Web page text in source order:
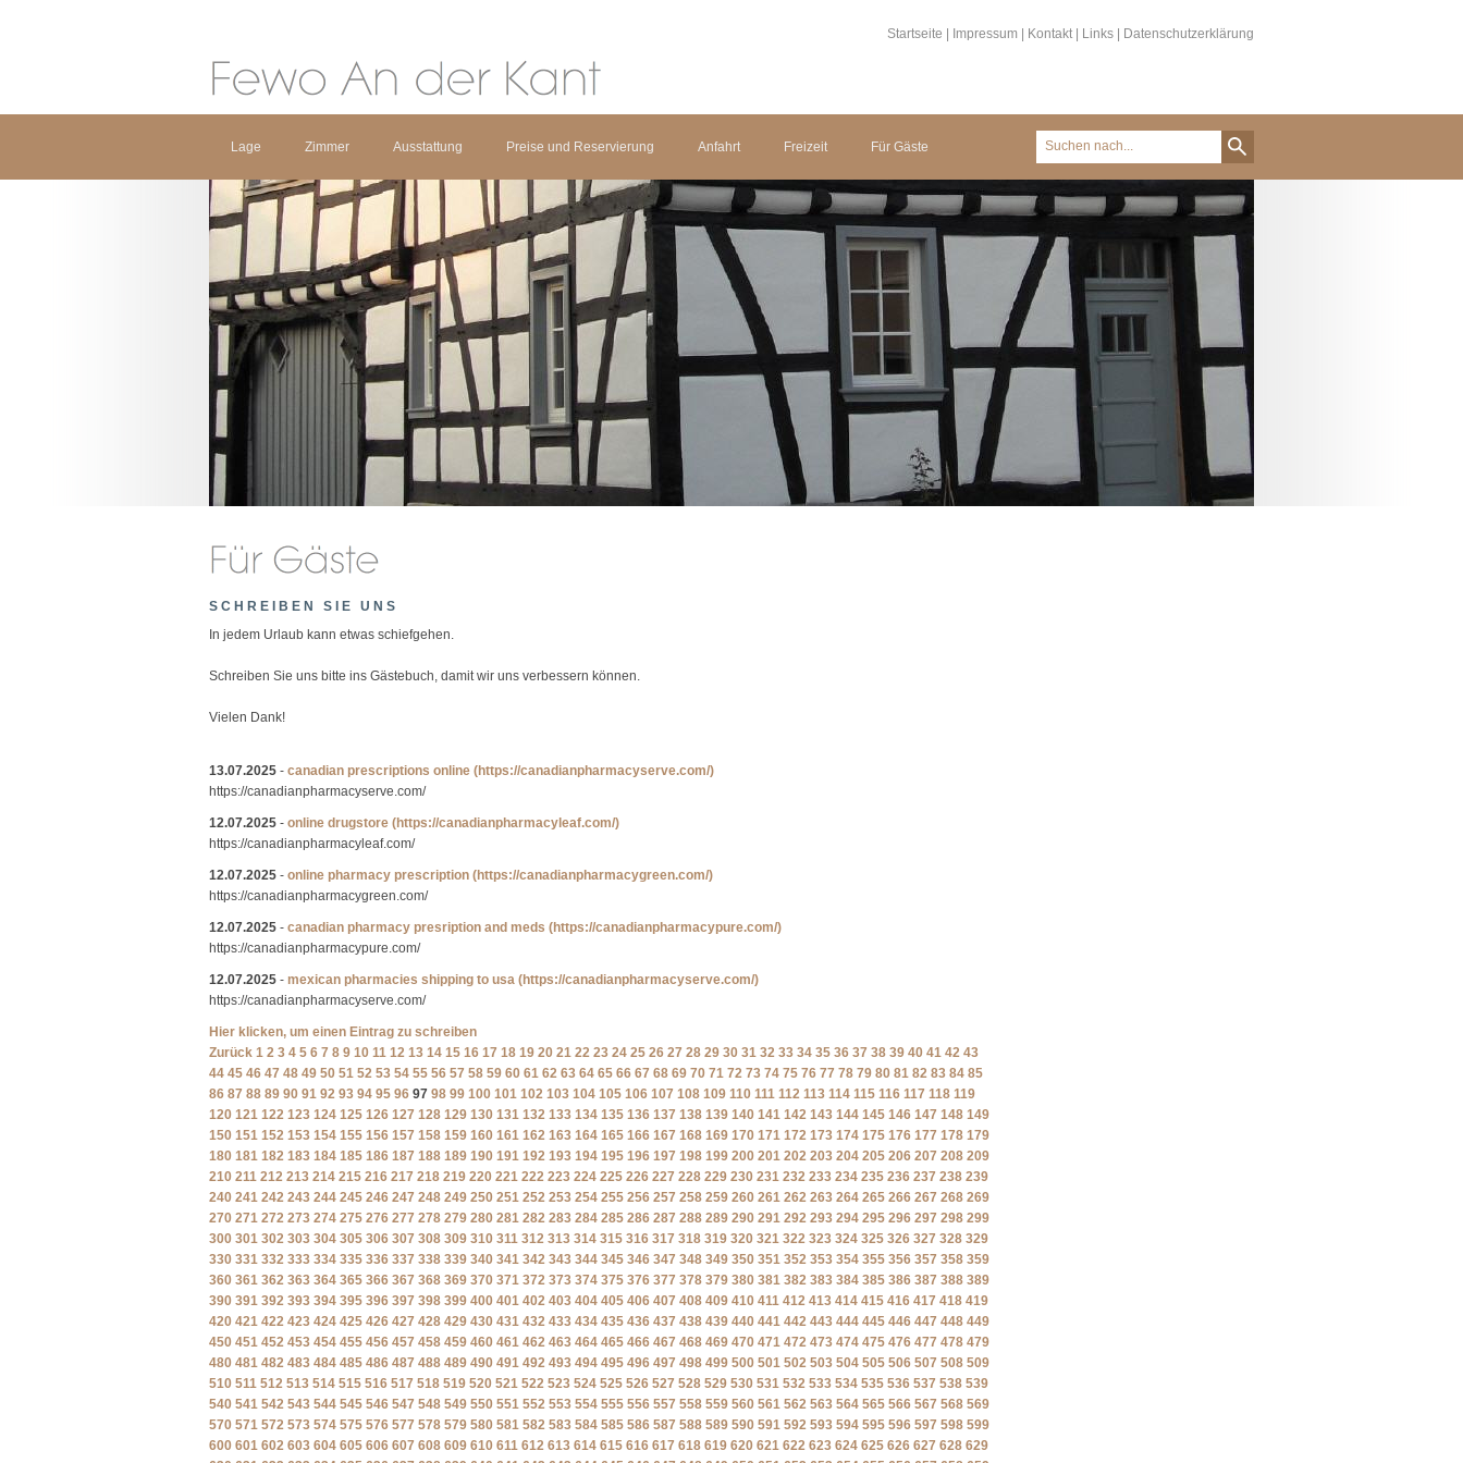
Startseite Impressum Kontakt Links Datenschutzerklärung
Lage Zimmer Ausstattung Preise und Reservierung Anfahrt Freizeit Für Gäste
SCHREIBEN SIE UNS
In jedem Urlaub kann etwas schiefgehen.
Schreiben Sie uns bitte ins Gästebuch, damit wir uns verbessern können.
Vielen Dank!
13.07.2025 - canadian prescriptions online (https://canadianpharmacyserve.com/)
https://canadianpharmacyserve.com/
12.07.2025 - online drugstore (https://canadianpharmacyleaf.com/)
https://canadianpharmacyleaf.com/
12.07.2025 - online pharmacy prescription (https://canadianpharmacygreen.com/)
https://canadianpharmacygreen.com/
12.07.2025 - canadian pharmacy presription and meds (https://canadianpharmacypure.com/)
https://canadianpharmacypure.com/
12.07.2025 - mexican pharmacies shipping to usa (https://canadianpharmacyserve.com/)
https://canadianpharmacyserve.com/
Hier klicken, um einen Eintrag zu schreiben
Zurück 1 2 3 4 5 6 7 8 9 10 11 12 13 14 15 16 17 18 19 20 21 22 23 24 25 26 27 28 29 30 31 32 33 34 35 36 37 38 39 40 41 42 43
44 45 46 47 48 49 50 51 52 53 54 55 56 57 58 59 60 61 62 63 64 65 66 67 68 69 70 71 72 73 74 75 76 77 78 79 80 81 82 83 84 85
86 87 88 89 90 91 92 93 94 95 96 97 98 99 100 101 102 103 104 105 106 107 108 109 110 111 112 113 114 115 116 117 118 119
120 121 122 123 124 125 126 127 128 129 130 131 132 133 134 135 136 137 138 139 140 141 142 143 144 145 146 147 148 149
150 151 152 153 154 155 156 157 158 159 160 161 162 163 164 165 166 167 168 169 170 171 172 173 174 175 176 177 178 179
180 181 182 183 184 185 186 187 188 189 190 191 192 193 194 195 196 197 198 199 200 201 202 203 204 205 206 207 208 209
210 211 212 213 214 215 216 217 218 219 220 221 222 223 224 225 226 227 228 229 230 231 232 233 234 235 236 237 238 239
240 241 242 243 244 245 246 247 248 249 250 251 252 253 254 255 256 257 258 259 260 261 262 263 264 265 266 267 268 269
270 271 272 273 274 275 276 277 278 279 280 281 282 283 284 285 286 287 288 289 290 291 292 293 294 295 296 297 298 299
300 301 302 303 304 305 306 307 308 309 310 311 312 313 314 315 316 317 318 319 320 321 322 323 324 325 326 327 328 329
330 331 332 333 334 335 336 337 338 339 340 341 342 343 344 345 346 347 348 349 350 351 352 353 354 355 356 357 358 359
360 361 362 363 364 365 366 367 368 369 370 371 372 373 374 375 376 377 378 379 380 381 382 383 384 385 386 387 388 389
390 391 392 393 394 395 396 397 398 399 400 401 402 403 404 405 406 407 408 409 410 411 412 413 414 415 416 417 418 419
420 421 422 423 424 425 426 427 428 429 430 431 432 433 434 435 436 437 438 439 440 441 442 443 444 445 446 447 448 449
450 451 452 453 454 455 456 457 458 459 460 461 462 463 464 465 466 467 468 469 470 471 472 473 474 475 476 477 478 479
480 481 482 483 484 485 486 487 488 489 490 491 492 493 494 495 496 497 498 499 500 501 502 503 504 505 506 507 508 509
510 511 512 513 514 515 516 517 518 519 520 521 522 523 524 525 526 527 528 529 530 531 532 533 534 535 536 537 538 539
540 541 542 543 544 545 546 547 548 549 550 551 552 553 554 555 556 557 558 559 560 561 562 563 564 565 566 567 568 569
570 571 572 573 574 575 576 577 578 579 580 581 582 583 584 585 586 587 588 589 590 591 592 593 594 595 596 597 598 599
600 601 602 603 604 605 606 607 608 609 610 611 612 613 614 615 616 617 618 619 620 621 622 623 624 625 626 627 628 629